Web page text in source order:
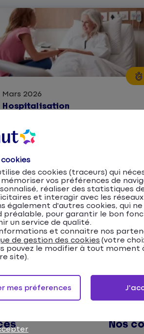
Mars 2026
Hospitalisation
pour les frais
Lire
Nos
des cookies (traceurs) qui
vos préférences de
réaliser des statistiques
et interagir avec les réseaux
également d'autres cookies, qui
préalable, pour garantir le bon
un service de qualité.
et connaitre nos
de gestion des cookies (votre
pouvez le modifier à tout moment
site).
mes préferences